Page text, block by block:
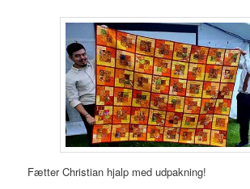
Fætter Christian hjalp med udpakning!